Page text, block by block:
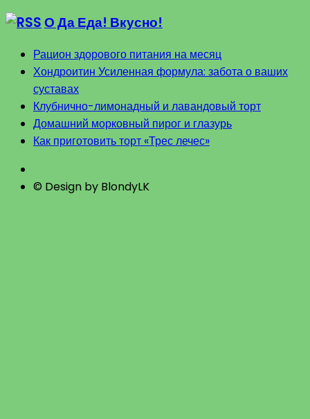
О Да Еда! Вкусно!
Рацион здорового питания на месяц
Хондроитин Усиленная формула: забота о ваших
суставах
Клубнично-лимонадный и лавандовый торт
Домашний морковный пирог и глазурь
Как приготовить торт «Трес лечес»
© Design by BlondyLK